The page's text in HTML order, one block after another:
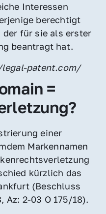
Interessen
berechtigt
der für sie als erster
beantragt hat.
patent.com/
=
einer
Markennamen
kürzlich das
(Beschluss
Az: 2-03 O 175/18).